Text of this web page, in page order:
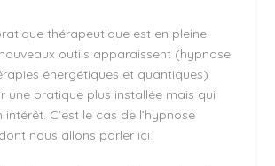
thérapeutique est en pleine
outils apparaissent (hypnose
énergétiques et quantiques)
une pratique plus installée mais qui
C’est le cas de l’hypnose
nous allons parler ici.